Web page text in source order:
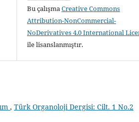
Bu çalışmaCreative Commons
Attribution-NonCommercial-
NoDerivatives 4.0 International
ile lisanslanmıştır.
, Türk Organoloji Dergisi: Cilt. 1 No.2